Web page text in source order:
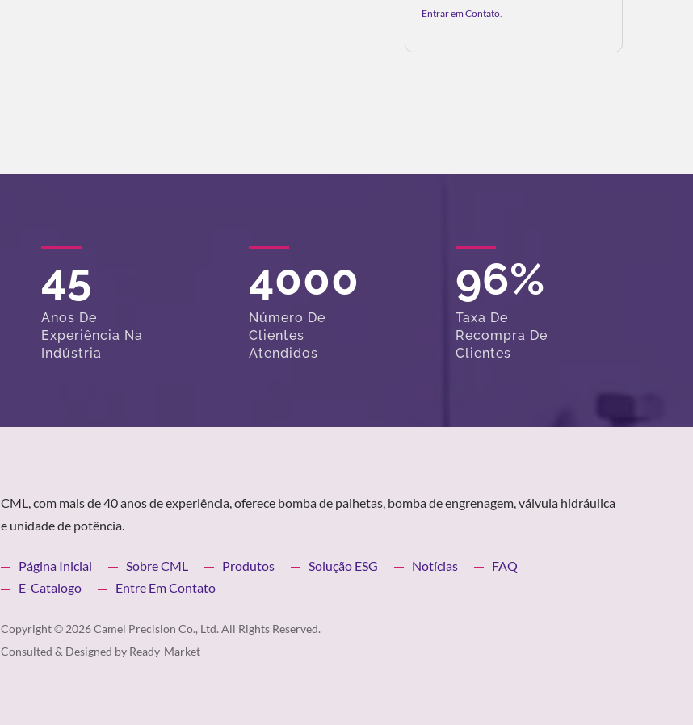
Entrar em Contato
45
Anos De
Experiência Na
Indústria
4000
Número De
Clientes
Atendidos
96%
Taxa De
Recompra De
Clientes
CML, com mais de 40 anos de experiência, oferece bomba de palhetas, bomba de engrenagem, válvula hidráulica
e unidade de potência.
Página Inicial Sobre CML Produtos Solução ESG Notícias
FAQ
E-Catalogo
Entre Em Contato
Copyright © 2026Camel Precision Co., Ltd. All Rights Reserved.
Consulted & Designed by Ready-Market